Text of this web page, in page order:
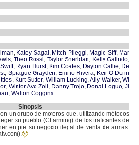
, Katey Sagal , Mitch Pileggi, Magie Siff, Mar
,Theo Rossi, Taylor Sheridan, Kelly Galindo,
, Ryan Hurst, Kim Coates, Dayton Callie, De
, Sprague Grayden, Emilio Rivera, Keir O’Donn
, Kurt Sutter, William Lucking,Ally Walker,Wi
, Winter Ave Zoli, Danny Trejo, Donal Logue,Ji
, Walton Goggins
Sinopsis
un grupo de moteros que, utilizando métodos
su pueblo (Charming) de los traficantes de
en pie su negocio ilegal de venta de armas.